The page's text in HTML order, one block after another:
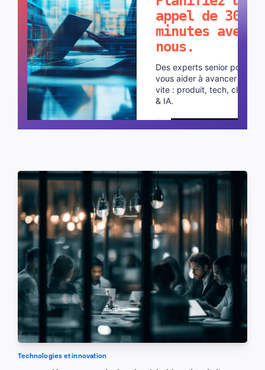
appel de 30
minutes avec
nous.
Des experts senior pour
vous aider à avancer plus
vite : produit, tech, cloud
& IA.
Planifier un appel
Technologies et innovation